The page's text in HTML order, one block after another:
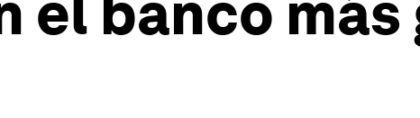
el banco